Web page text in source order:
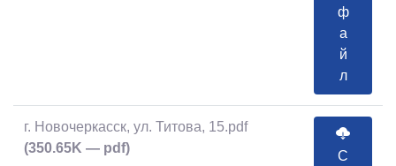
ф
а
й
л
г. Новочеркасск, ул. Титова, 15.pdf
(350.65K — pdf)
С